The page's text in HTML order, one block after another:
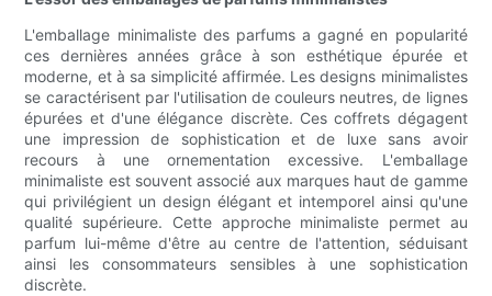
L'emballage minimaliste des parfums a gagné en popularité
ces dernières années grâce à son esthétique épurée et
moderne, et à sa simplicité affirmée. Les designs minimalistes
se caractérisent par l'utilisation de couleurs neutres, de lignes
épurées et d'une élégance discrète. Ces coffrets dégagent
une impression de sophistication et de luxe sans avoir
recours à une ornementation excessive. L'emballage
minimaliste est souvent associé aux marques haut de gamme
qui privilégient un design élégant et intemporel ainsi qu'une
qualité supérieure. Cette approche minimaliste permet au
parfum lui-même d'être au centre de l'attention, séduisant
ainsi les consommateurs sensibles à une sophistication
discrète.